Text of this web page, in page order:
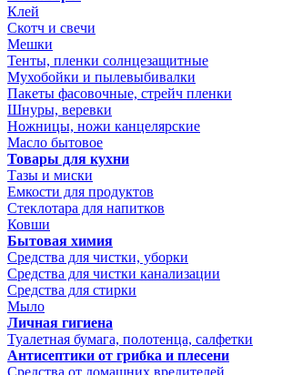
Клей
Скотч и свечи
Мешки
Тенты, пленки солнцезащитные
Мухобойки и пылевыбивалки
Пакеты фасовочные, стрейч пленки
Шнуры, веревки
Ножницы, ножи канцелярские
Масло бытовое
Товары для кухни
Тазы и миски
Емкости для продуктов
Стеклотара для напитков
Ковши
Бытовая химия
Средства для чистки, уборки
Средства для чистки канализации
Средства для стирки
Мыло
Личная гигиена
Туалетная бумага, полотенца, салфетки
Антисептики от грибка и плесени
Средства от домашних вредителей